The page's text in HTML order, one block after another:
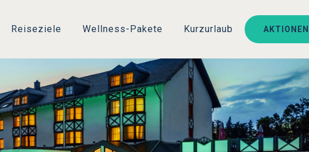
Reiseziele Wellness-Pakete Kurzurlaub AKTIONEN